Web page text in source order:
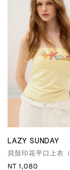
LAZY SUNDAY
貝殼印花平口上衣
NT 1,080